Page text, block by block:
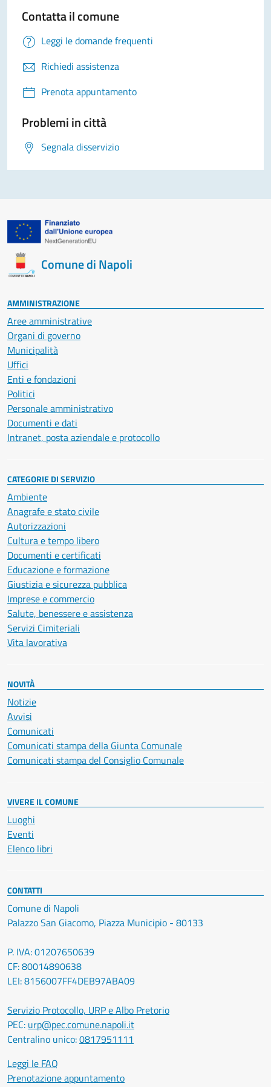
Contatta il comune
Leggi le domande frequenti
Richiedi assistenza
Prenota appuntamento
Problemi in città
Segnala disservizio
Comune di Napoli
AMMINISTRAZIONE
Aree amministrative
Organi di governo
Municipalità
Uffici
Enti e fondazioni
Politici
Personale amministrativo
Documenti e dati
Intranet, posta aziendale e protocollo
CATEGORIE DI SERVIZIO
Ambiente
Anagrafe e stato civile
Autorizzazioni
Cultura e tempo libero
Documenti e certificati
Educazione e formazione
Giustizia e sicurezza pubblica
Imprese e commercio
Salute, benessere e assistenza
Servizi Cimiteriali
Vita lavorativa
NOVITÀ
Notizie
Avvisi
Comunicati
Comunicati stampa della Giunta Comunale
Comunicati stampa del Consiglio Comunale
VIVERE IL COMUNE
Luoghi
Eventi
Elenco libri
CONTATTI
Comune di Napoli
Palazzo San Giacomo, Piazza Municipio - 80133
P. IVA: 01207650639
CF: 80014890638
LEI: 8156007FF4DEB97ABA09
Servizio Protocollo, URP e Albo Pretorio
PEC: urp@pec.comune.napoli.it
Centralino unico:0817951111
Leggi le FAQ
Prenotazione appuntamento